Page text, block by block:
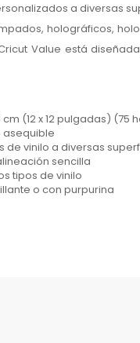
a diversas
holográficos,
Value está
(12 x 12 pulgadas) (75
asequible
de vinilo a diversas
sencilla
tipos de vinilo
o con purpurina